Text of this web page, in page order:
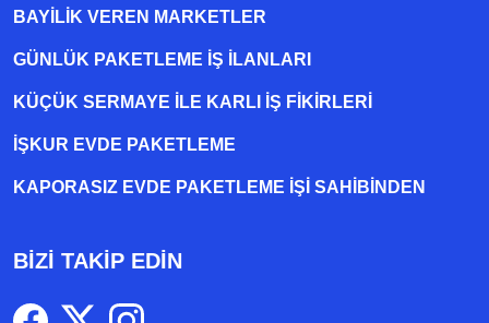
BAYILIK VEREN MARKETLER
GÜNLÜK PAKETLEME İŞ İLANLARI
KÜÇÜK SERMAYE ILE KARLI İŞ FIKIRLERI
İŞKUR EVDE PAKETLEME
KAPORASIZ EVDE PAKETLEME IŞI SAHIBINDEN
BİZİ TAKİP EDİN